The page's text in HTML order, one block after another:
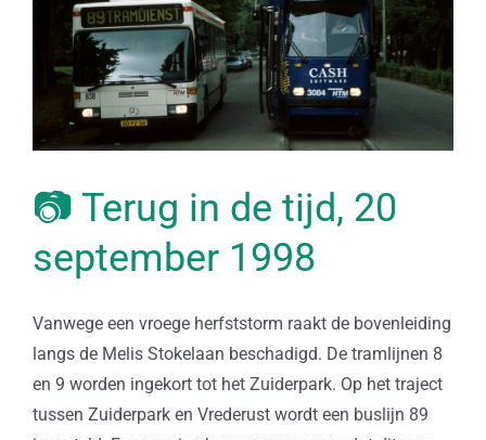
📷 Terug in de tijd, 20
september 1998
Vanwege een vroege herfststorm raakt de bovenleiding
langs de Melis Stokelaan beschadigd. De tramlijnen 8
en 9 worden ingekort tot het Zuiderpark. Op het traject
tussen Zuiderpark en Vrederust wordt een buslijn 89